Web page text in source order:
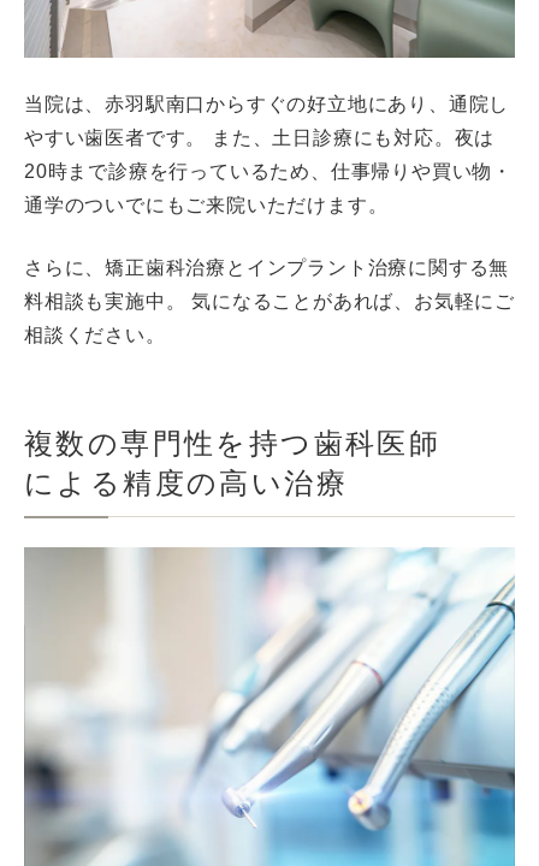
当院は、赤羽駅南口からすぐの好立地にあり、通院し
やすい歯医者です。 また、土日診療にも対応。夜は
20時まで診療を行っているため、仕事帰りや買い物・
通学のついでにもご来院いただけます。
さらに、矯正歯科治療とインプラント治療に関する無
料相談も実施中。 気になることがあれば、お気軽にご
相談ください。
複数の専門性を持つ歯科医師
による精度の高い治療